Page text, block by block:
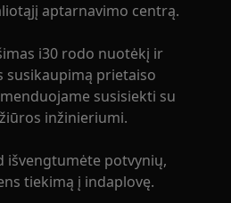
aptarnavimo centrą.
i30 rodo nuotėkį ir
susikaupimą prietaiso
susisiekti su
inžinieriumi.
išvengtumėte potvynių,
tiekimą į indaplovę.